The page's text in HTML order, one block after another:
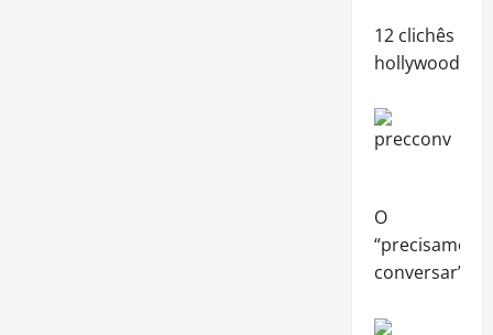
12 clichês
O
“precisamos
conversar”